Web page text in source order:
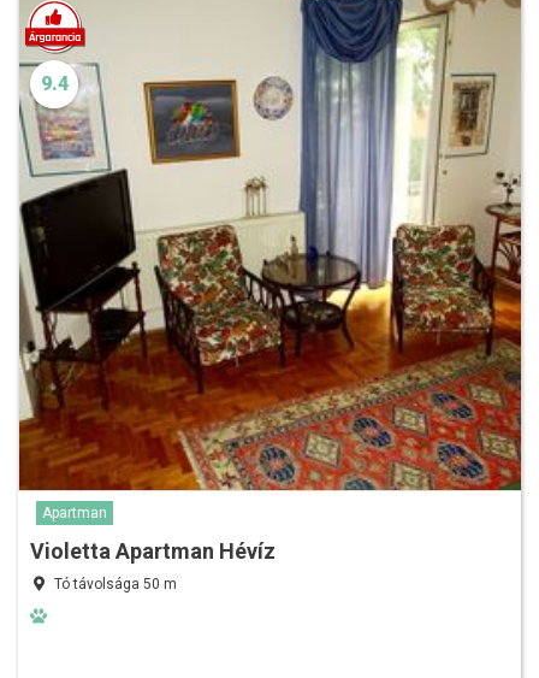
9.4
Apartman
Violetta Apartman Hévíz
Tó távolsága 50 m